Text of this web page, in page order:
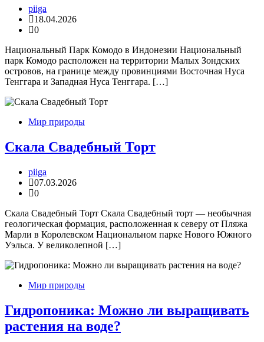
piiga
18.04.2026
0
Национальный Парк Комодо в Индонезии Национальный
парк Комодо расположен на территории Малых Зондских
островов, на границе между провинциями Восточная Нуса
Тенггара и Западная Нуса Тенггара. […]
Мир природы
Скала Свадебный Торт
piiga
07.03.2026
0
Скала Свадебный Торт Скала Свадебный торт — необычная
геологическая формация, расположенная к северу от Пляжа
Марли в Королевском Национальном парке Нового Южного
Уэльса. У великолепной […]
Мир природы
Гидропоника: Можно ли выращивать
растения на воде?